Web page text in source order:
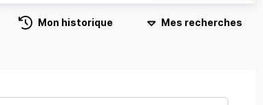
Mon historique Mes recherches